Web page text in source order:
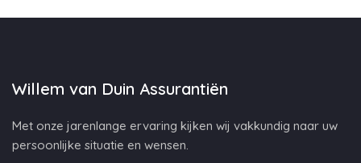
Willem van Duin Assurantiën
Met onze jarenlange ervaring kijken wij vakkundig naar uw
persoonlijke situatie en wensen.